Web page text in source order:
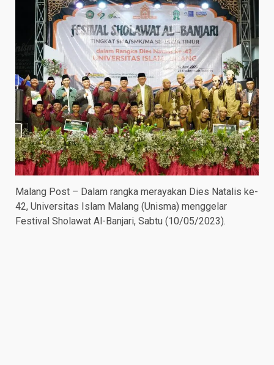
Malang Post – Dalam rangka merayakan Dies Natalis ke-
42, Universitas Islam Malang (Unisma) menggelar
Festival Sholawat Al-Banjari, Sabtu (10/05/2023).